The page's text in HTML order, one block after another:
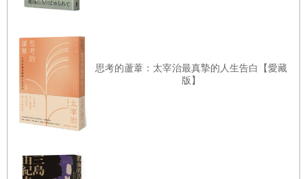
吧？」
喬凡尼指著寫有天鵝的車站標誌的北邊。
「沒錯。咦，那個河岸是月夜嗎？」
朝那邊一看，發出淺藍光芒的銀河畔，一整片銀色的天空芒
草正隨風沙沙起伏搖曳，掀起陣陣波浪。
「不是月夜喔。那是銀河，所以才會發光。」喬凡尼說，他
地吹起〈星星巡行之歌〉的旋律，一邊拼命伸長脖子試圖看
思考的蘆葦：太宰治最真摯的人生告白【愛藏
版】